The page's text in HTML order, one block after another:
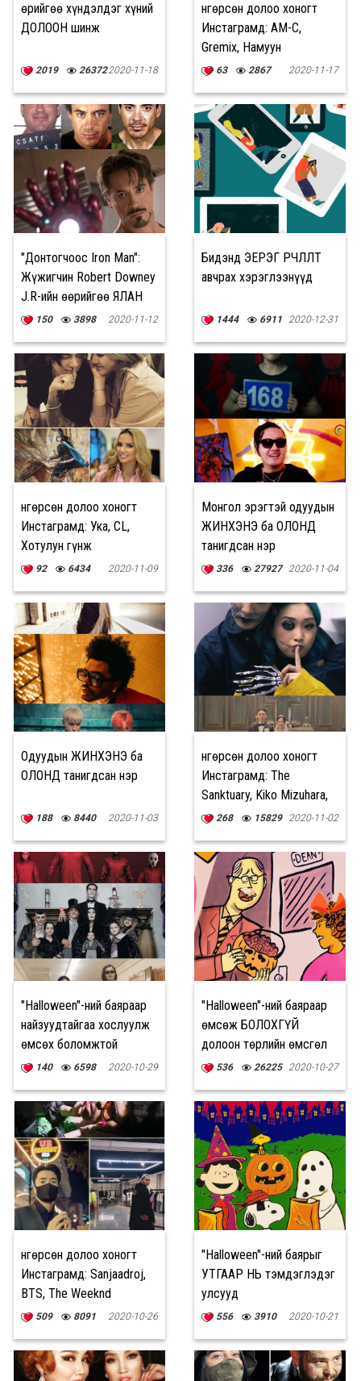
Өөрийгөө хүндэлдэг хүний
ДОЛООН шинж
2019 263722020-11-18
Өнгөрсөн долоо хоногт
Инстаграмд: AM-C,
Gremix, Намуун
63 2867 2020-11-17
"Донтогчоос Iron Man":
Жүжигчин Robert Downey
J.R-ийн өөрийгөө ЯЛАН
ДИЙЛСЭН түүх
150 3898 2020-11-12
Бидэнд ЭЕРЭГ ӨӨРЧЛӨЛТ
авчрах хэрэглээнүүд
1444 6911 2020-12-31
Өнгөрсөн долоо хоногт
Инстаграмд: Ука, CL,
Хотулун гүнж
92 6434 2020-11-09
Монгол эрэгтэй одуудын
ЖИНХЭНЭ ба ОЛОНД
танигдсан нэр
336 27927 2020-11-04
Одуудын ЖИНХЭНЭ ба
ОЛОНД танигдсан нэр
188 8440 2020-11-03
Өнгөрсөн долоо хоногт
Инстаграмд: The
Sanktuary, Kiko Mizuhara,
VANDE
268 15829 2020-11-02
"Halloween"-ний баяраар
найзуудтайгаа хослуулж
өмсөх боломжтой
ӨМСГӨЛИЙН САНААНУУД
140 6598 2020-10-29
"Halloween"-ний баяраар
өмсөж БОЛОХГҮЙ
долоон төрлийн өмсгөл
536 26225 2020-10-27
Өнгөрсөн долоо хоногт
Инстаграмд: Sanjaadroj,
BTS, The Weeknd
509 8091 2020-10-26
"Halloween"-ний баярыг
УТГААР НЬ тэмдэглэдэг
улсууд
556 3910 2020-10-21